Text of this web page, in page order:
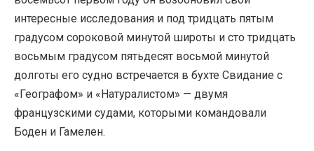
интересные исследования и под тридцать пятым
градусом сороковой минутой широты и сто тридцать
восьмым градусом пятьдесят восьмой минутой
долготы его судно встречается в бухте Свидание с
«Географом» и «Натуралистом» — двумя
французскими судами, которыми командовали
Боден и Гамелен.